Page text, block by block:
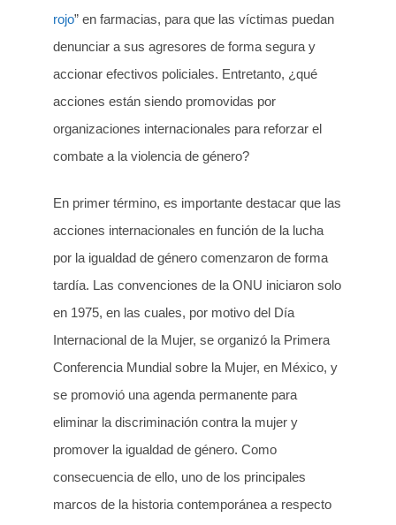
rojo” en farmacias, para que las víctimas puedan
denunciar a sus agresores de forma segura y
accionar efectivos policiales. Entretanto, ¿qué
acciones están siendo promovidas por
organizaciones internacionales para reforzar el
combate a la violencia de género?
En primer término, es importante destacar que las
acciones internacionales en función de la lucha
por la igualdad de género comenzaron de forma
tardía. Las convenciones de la ONU iniciaron solo
en 1975, en las cuales, por motivo del Día
Internacional de la Mujer, se organizó la Primera
Conferencia Mundial sobre la Mujer, en México, y
se promovió una agenda permanente para
eliminar la discriminación contra la mujer y
promover la igualdad de género. Como
consecuencia de ello, uno de los principales
marcos de la historia contemporánea a respecto